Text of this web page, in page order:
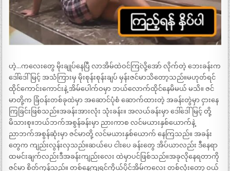
ဟဲ့…ကလေးတွေ မိုးချုပ်နေပြီ လာအိမ်ထဲဝင်ကြ´လို့အော် လိုက်တဲ့ ဘေးခန်းက
ဒေါ်ဒေါ်မြင့် အသံကြားမှ မိုးစုန်းစုန်းချပ် မှန်းဇင်မာသိတော့သည်။မဟုတ်ရင်
ထိုင်ကောင်းကောင်းနဲ့ အိမ်ပေါက်ဝမှာ ဘယ်လောက်ထိုင်နေမိမယ် မသိ။ ဇင်
မာတို့က ခြံဝန်းတစ်ခုထဲမှာ အဆောင်ပုံစံ ဆောက်ထားတဲ့ အခန်းတွဲမှာ ငှားနေ
ကြခြင်းဖြစ်သည်။အခန်းအားလုံး သုံးခန်း။ အလယ်ခန်းမှာ ဒေါ်ဒေါ်မြင့် တို့
မိသားစု။ဘယ်ဘက်အစွန်ခန်းမှာ ညားကာစ လင်မယားနှစ်ယောက်နဲ့
ညာဘက်အစွန်ဆုံးမှာ ဇင်မာတို့ လင်မယားနှစ်ယောက် နေကြသည်။ အခန်း
တွေက ကျည်းလွန်းလှသည်။ဆယ်ပေ ငါးပေ ခန်းတွေ အိပ်ယာလည်း ဒီနေရာ
ထမင်းချက်လည်းဒီအခန်းကျည်းလေး ထဲမှာပင်ဖြစ်သည်။အခုလိုနေရတာကို
ဇင်မာ စိတ်ကုန်သည်။ တစ်နေ့ကျရင်ကိုယ်ပိုင်အိမ်ကလေး တစ်လုံးတော့ ဝယ်